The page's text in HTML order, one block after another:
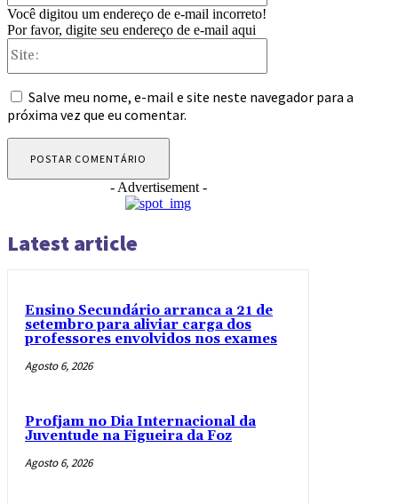
Você digitou um endereço de e-mail incorreto!
Por favor, digite seu endereço de e-mail aqui
Salve meu nome, e-mail e site neste navegador para a
próxima vez que eu comentar.
- Advertisement -
Latest article
Ensino Secundário arranca a 21 de
setembro para aliviar carga dos
professores envolvidos nos exames
Agosto 6, 2026
Profjam no Dia Internacional da
Juventude na Figueira da Foz
Agosto 6, 2026